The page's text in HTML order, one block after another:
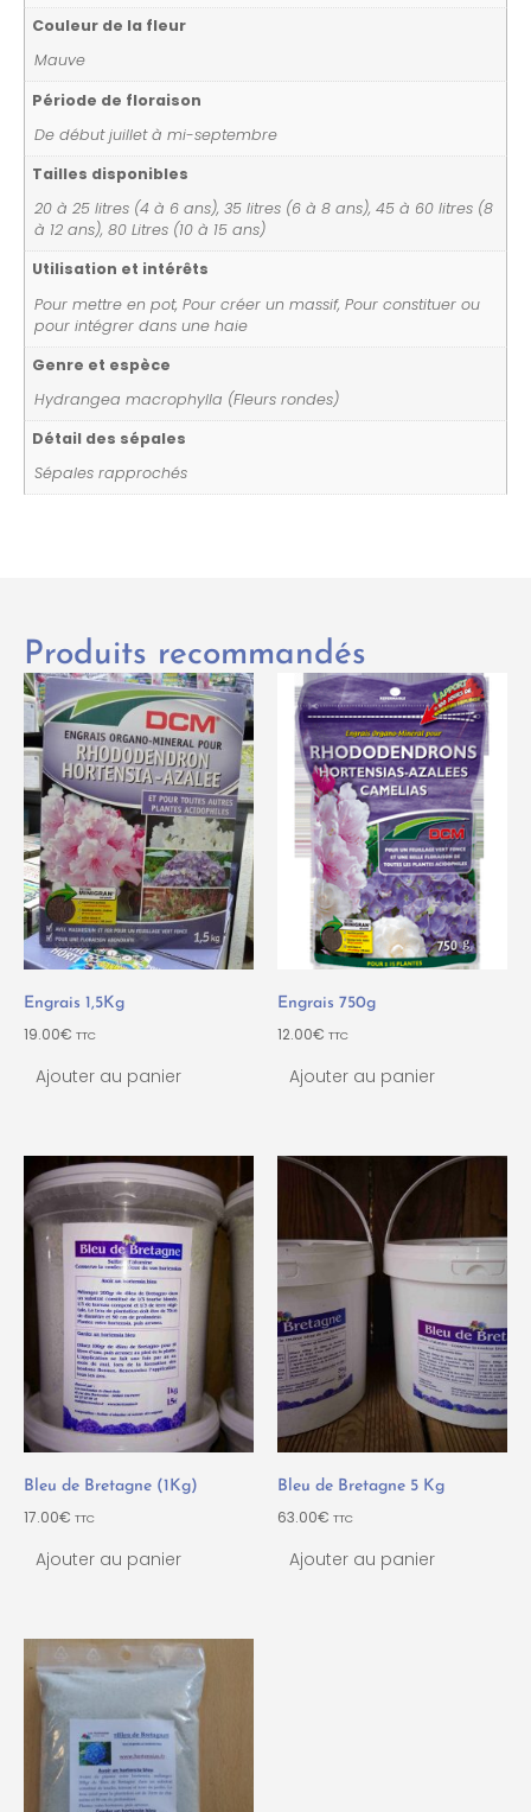
Couleur de la fleur
Mauve
Période de floraison
De début juillet à mi-septembre
Tailles disponibles
20 à 25 litres (4 à 6 ans), 35 litres (6 à 8 ans), 45 à 60 litres (8
à 12 ans), 80 Litres (10 à 15 ans)
Utilisation et intérêts
Pour mettre en pot, Pour créer un massif, Pour constituer ou
pour intégrer dans une haie
Genre et espèce
Hydrangea macrophylla (Fleurs rondes)
Détail des sépales
Sépales rapprochés
Produits recommandés
Engrais 1,5Kg
19.00€ TTC
Ajouter au panier
Engrais 750g
12.00€ TTC
Ajouter au panier
Bleu de Bretagne (1Kg)
17.00€ TTC
Ajouter au panier
Bleu de Bretagne 5 Kg
63.00€ TTC
Ajouter au panier